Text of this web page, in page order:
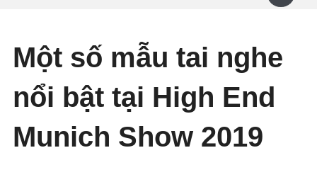
Một số mẫu tai nghe
nổi bật tại High End
Munich Show 2019